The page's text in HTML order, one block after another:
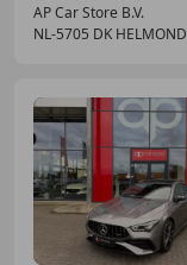
AP Car Store B.V.
NL-5705 DK HELMOND